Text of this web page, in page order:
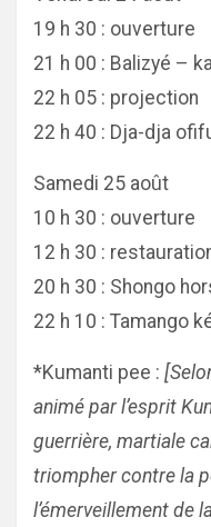
19 h 30 : ouverture
21 h 00 : Balizyé –
22 h 05 : projection
22 h 40 : Dja-dja
Samedi 25 août
10 h 30 : ouverture
12 h 30 :
20 h 30 : Shongo
22 h 10 : Tamango
*Kumanti pee :
animé par l’esprit
guerrière, martiale
triompher contre la
l’émerveillement de